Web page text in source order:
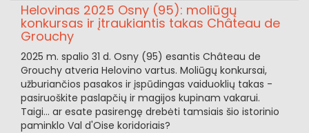
Helovinas 2025 Osny (95): moliūgų
konkursas ir įtraukiantis takas Château de
Grouchy
2025 m. spalio 31 d. Osny (95) esantis Château de
Grouchy atveria Helovino vartus. Moliūgų konkursai,
užburiančios pasakos ir įspūdingas vaiduoklių takas -
pasiruoškite paslapčių ir magijos kupinam vakarui.
Taigi... ar esate pasirengę drebėti tamsiais šio istorinio
paminklo Val d'Oise koridoriais?